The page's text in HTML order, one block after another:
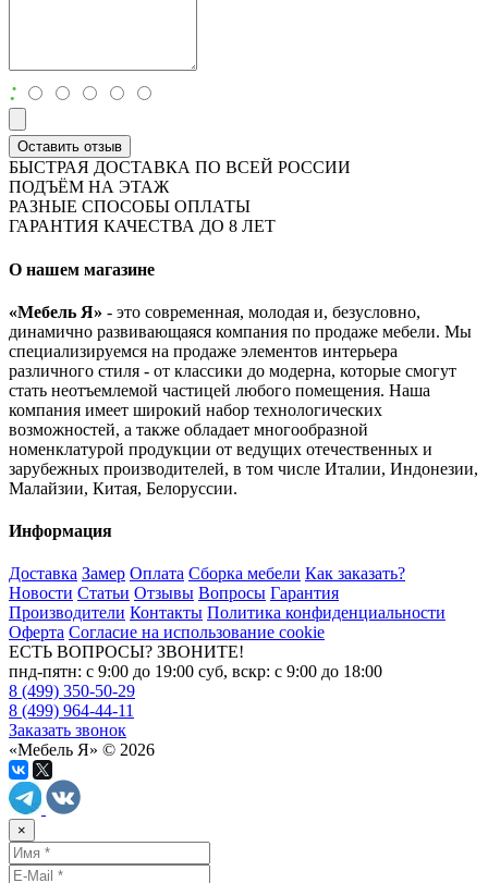
:
Оставить отзыв
БЫСТРАЯ ДОСТАВКА ПО ВСЕЙ РОССИИ
ПОДЪЁМ НА ЭТАЖ
РАЗНЫЕ СПОСОБЫ ОПЛАТЫ
ГАРАНТИЯ КАЧЕСТВА ДО 8 ЛЕТ
О нашем магазине
«Мебель Я» - это современная, молодая и, безусловно,
динамично развивающаяся компания по продаже мебели. Мы
специализируемся на продаже элементов интерьера
различного стиля - от классики до модерна, которые смогут
стать неотъемлемой частицей любого помещения. Наша
компания имеет широкий набор технологических
возможностей, а также обладает многообразной
номенклатурой продукции от ведущих отечественных и
зарубежных производителей, в том числе Италии, Индонезии,
Малайзии, Китая, Белоруссии.
Информация
Доставка Замер Оплата Сборка мебели Как заказать?
Новости Статьи Отзывы Вопросы Гарантия
Производители Контакты Политика конфиденциальности
Оферта Согласие на использование cookie
ЕСТЬ ВОПРОСЫ? ЗВОНИТЕ!
пнд-пятн: с 9:00 до 19:00 суб, вскр: с 9:00 до 18:00
8 (499) 350-50-29
8 (499) 964-44-11
Заказать звонок
«Мебель Я» © 2026
×